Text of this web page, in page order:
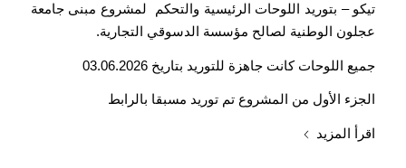
تيكو – بتوريد اللوحات الرئيسية والتحكم لمشروع مبنى جامعة
عجلون الوطنية لصالح مؤسسة الدسوقي التجارية.
جميع اللوحات كانت جاهزة للتوريد بتاريخ 03.06.2026
الجزء الأول من المشروع تم توريد مسبقا بالرابط
اقرأ المزيد